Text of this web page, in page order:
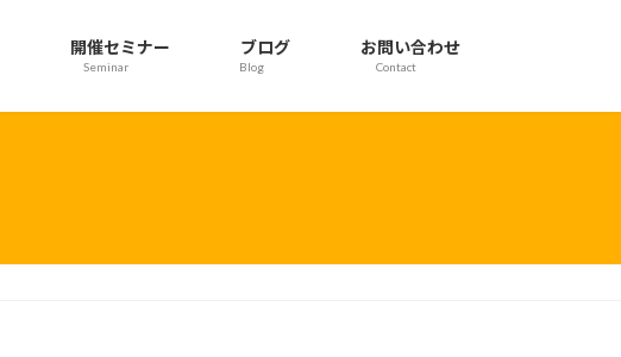
開催セミナー
Seminar
ブログ
Blog
お問い合わせ
Contact